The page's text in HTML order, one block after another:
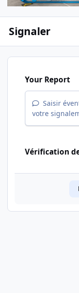
Signaler
Your Report
Saisir
votre
Vérification